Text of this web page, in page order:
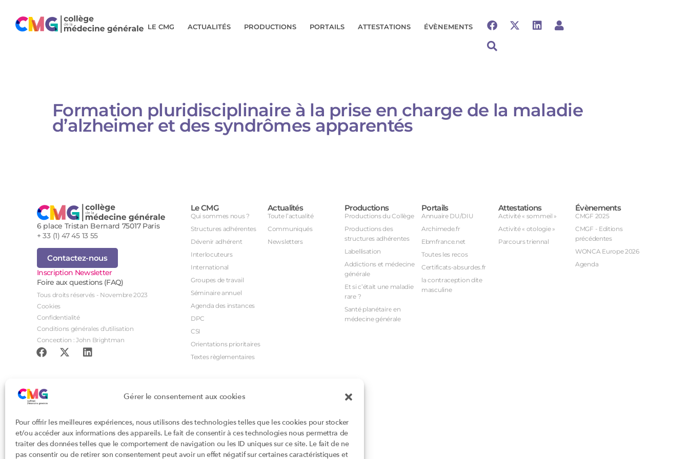
Gérer le consentement aux cookies
Pour offrir les meilleures expériences, nous utilisons des technologies telles que les cookies pour stocker
et/ou accéder aux informations des appareils. Le fait de consentir à ces technologies nous permettra de
traiter des données telles que le comportement de navigation ou les ID uniques sur ce site. Le fait de ne
pas consentir ou de retirer son consentement peut avoir un effet négatif sur certaines caractéristiques et
LE CMG ACTUALITÉS PRODUCTIONS PORTAILS ATTESTATIONS ÉVÈNEMENTS
Formation pluridisciplinaire à la prise en charge de la maladie
d’alzheimer et des syndrômes apparentés
6 place Tristan Bernard 75017 Paris
+ 33 (1) 47 45 13 55
Contactez-nous
Inscription Newsletter
Foire aux questions (FAQ)
Tous droits réservés - Novembre 2023
Cookies
Confidentialité
Conditions générales d'utilisation
Conception : John Brightman
Le CMG
Qui sommes nous ?
Structures adhérentes
Dévenir adhérent
Interlocuteurs
International
Groupes de travail
Séminaire annuel
Agenda des instances
DPC
CSI
Orientations prioritaires
Textes règlementaires
Actualités
Toute l’actualité
Communiqués
Newsletters
Productions
Productions du Collège
Productions des
structures adhérentes
Labellisation
Addictions et médecine
générale
Et si c’était une maladie
rare ?
Santé planétaire en
médecine générale
Portails
Annuaire DU/DIU
Archimede.fr
Ebmfrance.net
Toutes les recos
Certificats-absurdes.fr
la contraception dite
masculine
Attestations
Activité « sommeil »
Activité « otologie »
Parcours triennal
Évènements
CMGF 2025
CMGF - Editions
précédentes
WONCA Europe 2026
Agenda